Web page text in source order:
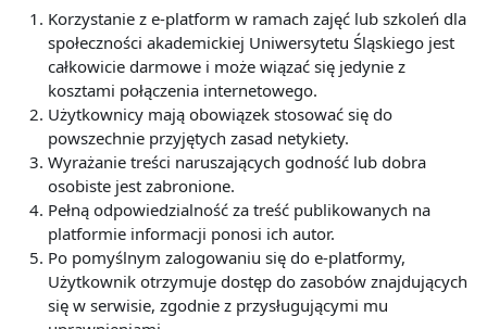
Korzystanie z e-platform w ramach zajęć lub szkoleń dla
społeczności akademickiej Uniwersytetu Śląskiego jest
całkowicie darmowe i może wiązać się jedynie z
kosztami połączenia internetowego.
Użytkownicy mają obowiązek stosować się do
powszechnie przyjętych zasad netykiety.
Wyrażanie treści naruszających godność lub dobra
osobiste jest zabronione.
Pełną odpowiedzialność za treść publikowanych na
platformie informacji ponosi ich autor.
Po pomyślnym zalogowaniu się do e-platformy,
Użytkownik otrzymuje dostęp do zasobów znajdujących
się w serwisie, zgodnie z przysługującymi mu